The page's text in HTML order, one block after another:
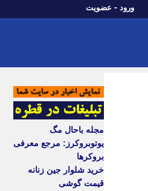
ورود - عضویت
مجله باحال مگ
یوتوبروکرز: مرجع معرفی
بروکرها
خرید شلوار جین زنانه
قیمت گوشی